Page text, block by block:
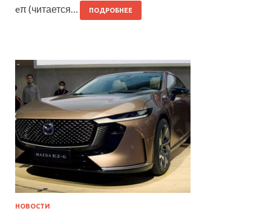
eπ (читается…
ПОДРОБНЕЕ
НОВОСТИ